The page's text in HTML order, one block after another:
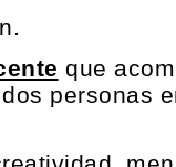
que
personas